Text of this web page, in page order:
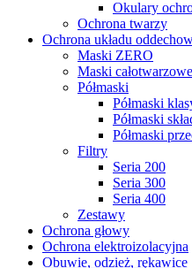
Okulary
Ochrona twarzy
Ochrona układu
Maski ZERO
Maski całotwarzowe
Półmaski
Półmaski
Półmaski
Półmaski
Filtry
Seria 200
Seria 300
Seria 400
Zestawy
Ochrona głowy
Ochrona elektroizolacyjna
Obuwie, odzież, rękawice